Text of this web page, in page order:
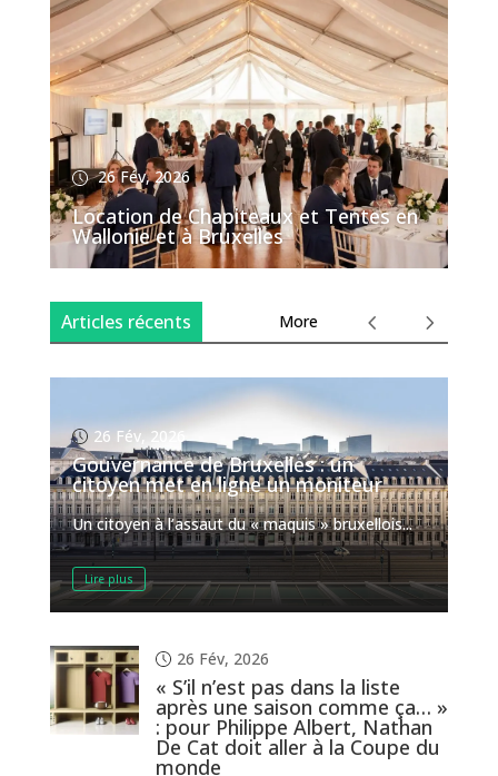
26 Fév, 2026
Location de Chapiteaux et Tentes en
Wallonie et à Bruxelles
Articles récents More
26 Fév, 2026
Gouvernance de Bruxelles : un
citoyen met en ligne un moniteur
Un citoyen à l’assaut du « maquis » bruxellois...
Lire plus
26 Fév, 2026
« S’il n’est pas dans la liste
après une saison comme ça… »
: pour Philippe Albert, Nathan
De Cat doit aller à la Coupe du
monde